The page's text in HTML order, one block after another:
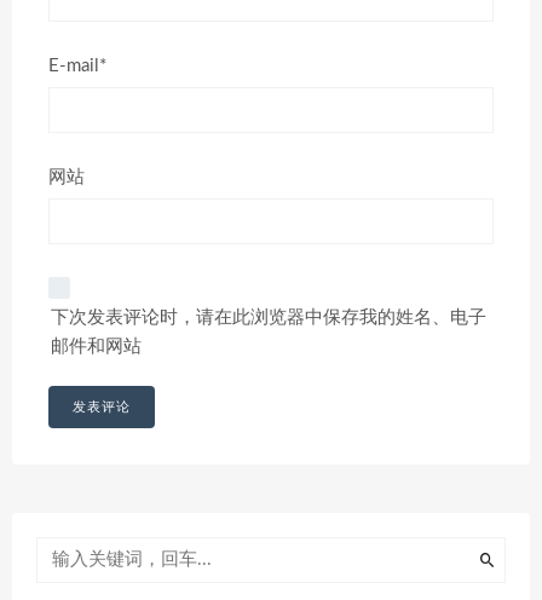
E-mail*
网站
下次发表评论时，请在此浏览器中保存我的姓名、电子
邮件和网站